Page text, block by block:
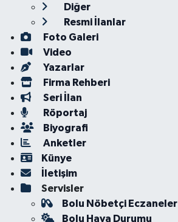
Diğer
Resmi İlanlar
Foto Galeri
Video
Yazarlar
Firma Rehberi
Seri İlan
Röportaj
Biyografi
Anketler
Künye
İletişim
Servisler
Bolu Nöbetçi Eczaneler
Bolu Hava Durumu